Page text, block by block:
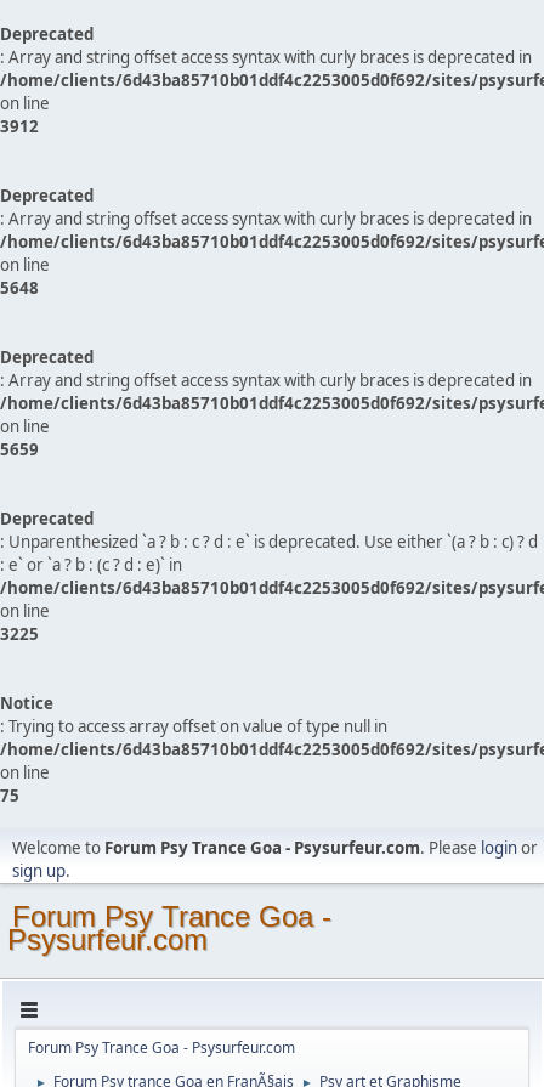
Deprecated
: Array and string offset access syntax with curly braces is deprecated in
/home/clients/6d43ba85710b01ddf4c2253005d0f692/sites/
on line
3912
Deprecated
: Array and string offset access syntax with curly braces is deprecated in
/home/clients/6d43ba85710b01ddf4c2253005d0f692/sites/
on line
5648
Deprecated
: Array and string offset access syntax with curly braces is deprecated in
/home/clients/6d43ba85710b01ddf4c2253005d0f692/sites/
on line
5659
Deprecated
: Unparenthesized `a ? b : c ? d : e` is deprecated. Use either `(a ? b : c) ? d
: e` or `a ? b : (c ? d : e)` in
/home/clients/6d43ba85710b01ddf4c2253005d0f692/sites/
on line
3225
Notice
: Trying to access array offset on value of type null in
/home/clients/6d43ba85710b01ddf4c2253005d0f692/sites/
on line
75
Welcome to Forum Psy Trance Goa - Psysurfeur.com. Please loginor
sign up.
Forum Psy Trance Goa -
Psysurfeur.com
Forum Psy Trance Goa - Psysurfeur.com
► Forum Psy trance Goa en FranÃ§ais ► Psy art et Graphisme